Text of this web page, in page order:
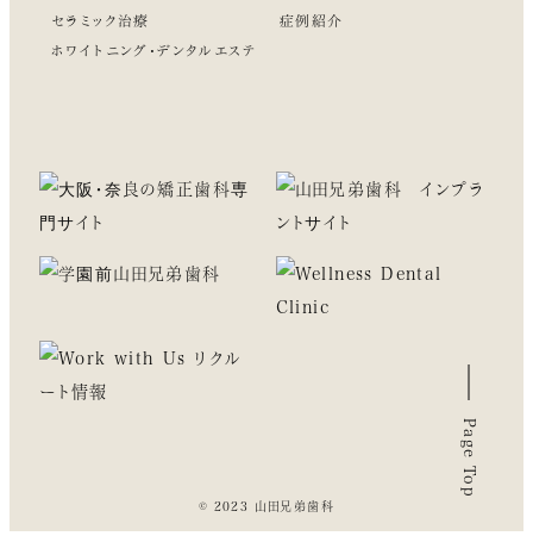
セラミック治療
ホワイトニング・デンタルエステ
症例紹介
© 2023 山田兄弟歯科
Page Top